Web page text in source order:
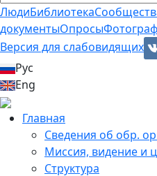
ЛюдиБиблиотека
документыОпросы
Версия для слабовидящих
Рус
Eng
Главная
Сведения об обр.
Миссия, видение и
Структура